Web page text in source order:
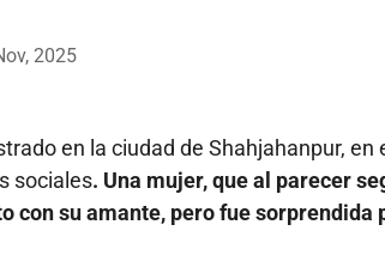
2025
en la ciudad de Shahjahanpur,
sociales. Una mujer, que al parecer
su amante, pero fue sorprendida